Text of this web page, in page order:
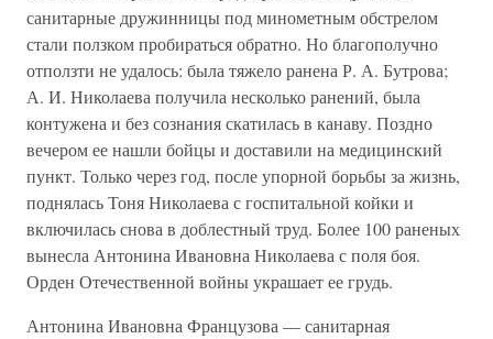
санитарные дружинницы под минометным обстрелом
стали ползком пробираться обратно. Но благополучно
отползти не удалось: была тяжело ранена Р. А. Бутрова;
А. И. Николаева получила несколько ранений, была
контужена и без сознания скатилась в канаву. Поздно
вечером ее нашли бойцы и доставили на медицинский
пункт. Только через год, после упорной борьбы за жизнь,
поднялась Тоня Николаева с госпитальной койки и
включилась снова в доблестный труд. Более 100 раненых
вынесла Антонина Ивановна Николаева с поля боя.
Орден Отечественной войны украшает ее грудь.
Антонина Ивановна Французова — санитарная